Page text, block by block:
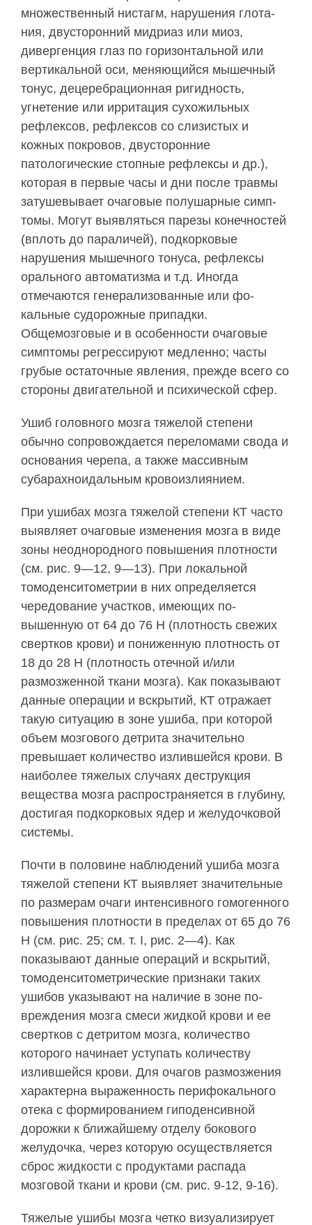
множественный нистагм, нарушения глота­
ния, двусторонний мидриаз или миоз,
диверген­ция глаз по горизонтальной или
вертикальной оси, меняющийся мышечный
тонус, децеребрационная ригидность,
угнетение или ирритация сухожиль­ных
рефлексов, рефлексов со слизистых и
кожных покровов, двусторонние
патологические стопные рефлексы и др.),
которая в первые часы и дни после травмы
затушевывает очаговые полушарные симп­
томы. Могут выявляться парезы конечностей
(вплоть до параличей), подкорковые
нарушения мышеч­ного тонуса, рефлексы
орального автоматизма и т.д. Иногда
отмечаются генерализованные или фо­
кальные судорожные припадки.
Общемозговые и в особенности очаговые
симптомы регрессируют медленно; часты
грубые остаточные явления, преж­де всего со
стороны двигательной и психической сфер.
Ушиб головного мозга тяжелой степени
обычно сопровождается переломами свода и
основания черепа, а также массивным
субарахноидальным кровоизлиянием.
При ушибах мозга тяжелой степени КТ часто
выявляет очаговые изменения мозга в виде
зоны неоднородного повышения плотности
(см. рис. 9—12, 9—13). При локальной
томоденситометрии в них определяется
чередование участков, имеющих по­
вышенную от 64 до 76 Н (плотность свежих
свертков крови) и пониженную плотность от
18 до 28 Н (плотность отечной и/или
размозженной ткани мозга). Как показывают
данные операции и вскры­тий, КТ отражает
такую ситуацию в зоне ушиба, при которой
объем мозгового детрита значительно
превышает количество излившейся крови. В
наибо­лее тяжелых случаях деструкция
вещества мозга распространяется в глубину,
достигая подкорко­вых ядер и желудочковой
системы.
Почти в половине наблюдений ушиба мозга
тя­желой степени КТ выявляет значительные
по раз­мерам очаги интенсивного гомогенного
повыше­ния плотности в пределах от 65 до 76
Н (см. рис. 25; см. т. I, рис. 2—4). Как
показывают данные опера­ций и вскрытий,
томоденситометрические призна­ки таких
ушибов указывают на наличие в зоне по­
вреждения мозга смеси жидкой крови и ее
свертков с детритом мозга, количество
которого начинает уступать количеству
излившейся крови. Для очагов размозжения
характерна выраженность перифокального
отека с формированием гиподенсивной
дорожки к ближайшему отделу бокового
желудоч­ка, через которую осуществляется
сброс жидкости с продуктами распада
мозговой ткани и крови (см. рис. 9-12, 9-16).
Тяжелые ушибы мозга четко визуализирует